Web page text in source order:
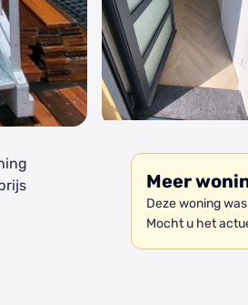
Meer
Deze woning
Mocht u het